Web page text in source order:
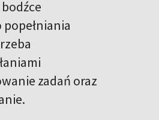
zadań oraz